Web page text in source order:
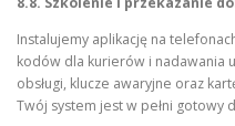
Instalujemy aplikację na
kodów dla kurierów i nadawania
obsługi, klucze awaryjne oraz
Twój system jest w pełni gotowy